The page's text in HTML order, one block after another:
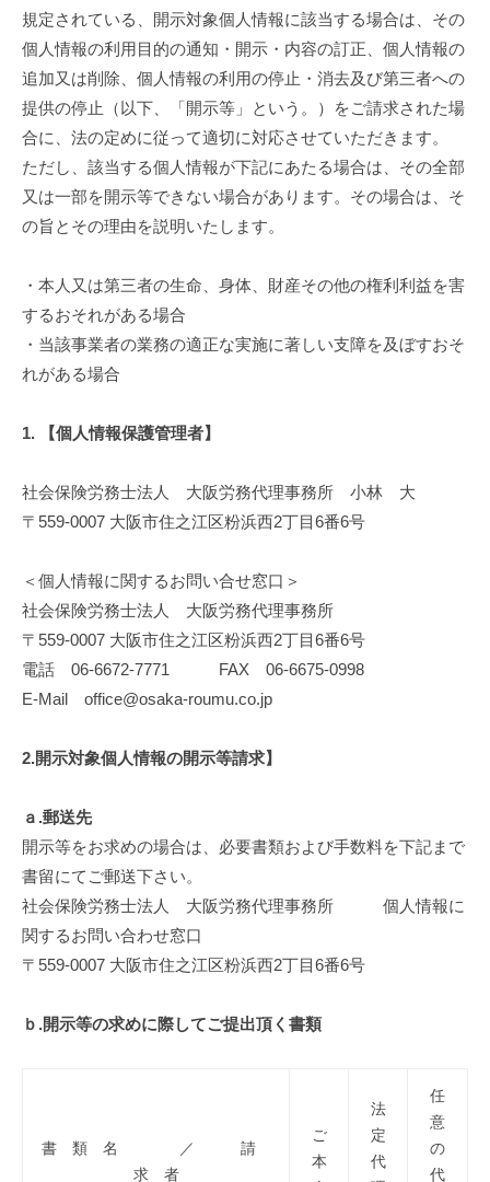
規定されている、開示対象個人情報に該当する場合は、その
個人情報の利用目的の通知・開示・内容の訂正、個人情報の
追加又は削除、個人情報の利用の停止・消去及び第三者への
提供の停止（以下、「開示等」という。）をご請求された場
合に、法の定めに従って適切に対応させていただきます。
ただし、該当する個人情報が下記にあたる場合は、その全部
又は一部を開示等できない場合があります。その場合は、そ
の旨とその理由を説明いたします。
・本人又は第三者の生命、身体、財産その他の権利利益を害
するおそれがある場合
・当該事業者の業務の適正な実施に著しい支障を及ぼすおそ
れがある場合
1. 【個人情報保護管理者】
社会保険労務士法人 大阪労務代理事務所 小林 大
〒559-0007 大阪市住之江区粉浜西2丁目6番6号
＜個人情報に関するお問い合せ窓口＞
社会保険労務士法人 大阪労務代理事務所
〒559-0007 大阪市住之江区粉浜西2丁目6番6号
電話 06-6672-7771 FAX 06-6675-0998
E-Mail office@osaka-roumu.co.jp
2.開示対象個人情報の開示等請求】
ａ.郵送先
開示等をお求めの場合は、必要書類および手数料を下記まで
書留にてご郵送下さい。
社会保険労務士法人 大阪労務代理事務所 個人情報に
関するお問い合わせ窓口
〒559-0007 大阪市住之江区粉浜西2丁目6番6号
ｂ.開示等の求めに際してご提出頂く書類
書 類 名 ／ 請
求 者
ご
本
法
定
代
任
意
の
代